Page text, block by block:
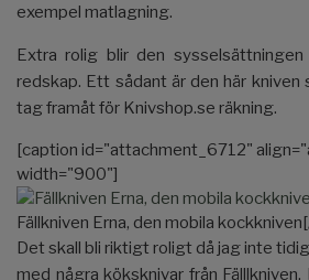
exempel matlagning.
Extra rolig blir den
redskap. Ett sådant är den här
tag framåt för Knivshop.se räkning.
[caption id="attachment_6712"
width="900"]
Fällkniven Erna, den mobila
Det skall bli riktigt roligt då jag inte
med några köksknivar från